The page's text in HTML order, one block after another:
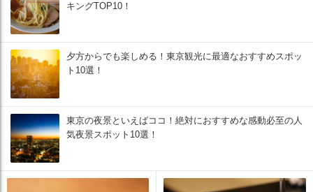
キングTOP10！
夕方からでも楽しめる！東京観光に最適なおすすめスポッ
ト10選！
東京の夜景といえばココ！絶対におすすめな感動必至の人
気夜景スポット10選！